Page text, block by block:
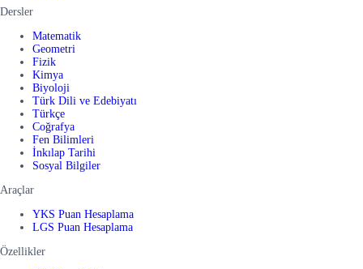
Dersler
Matematik
Geometri
Fizik
Kimya
Biyoloji
Türk Dili ve Edebiyatı
Türkçe
Coğrafya
Fen Bilimleri
İnkılap Tarihi
Sosyal Bilgiler
Araçlar
YKS Puan Hesaplama
LGS Puan Hesaplama
Özellikler